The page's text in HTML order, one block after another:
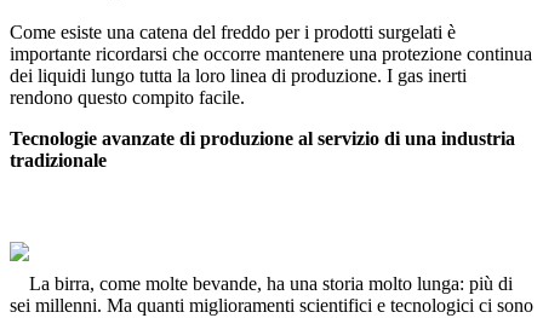
Come esiste una catena del freddo per i prodotti surgelati è
importante ricordarsi che occorre mantenere una protezione continua
dei liquidi lungo tutta la loro linea di produzione. I gas inerti
rendono questo compito facile.
Tecnologie avanzate di produzione al servizio di una industria
tradizionale
La birra, come molte bevande, ha una storia molto lunga: più di
sei millenni. Ma quanti miglioramenti scientifici e tecnologici ci sono